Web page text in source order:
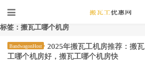
标签：搬瓦工哪个机房
BandwagonHost
2025年搬瓦工机房推荐：搬瓦
工哪个机房好，搬瓦工哪个机房快